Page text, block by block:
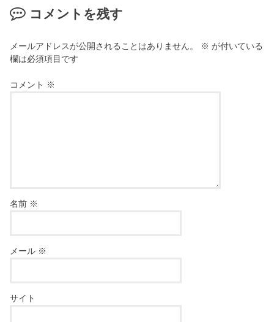
コメントを残す
メールアドレスが公開されることはありません。 ※ が付いている
欄は必須項目です
コメント ※
名前 ※
メール ※
サイト